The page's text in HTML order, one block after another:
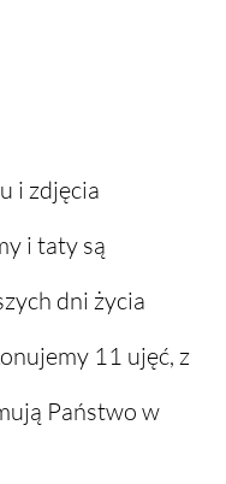
i zdjęcia
i taty są
dni życia
11 ujęć, z
Państwo w